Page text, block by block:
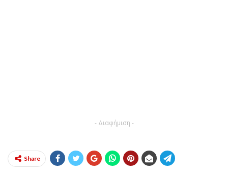
- Διαφήμιση -
Share